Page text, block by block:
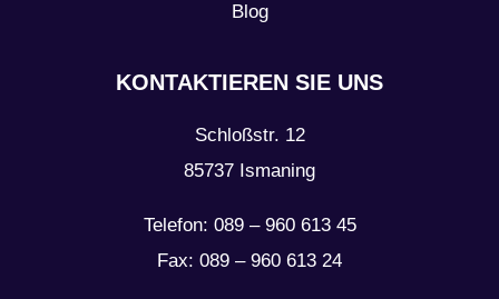
Blog
KONTAKTIEREN SIE UNS
Schloßstr. 12
85737 Ismaning
Telefon: 089 – 960 613 45
Fax: 089 – 960 613 24